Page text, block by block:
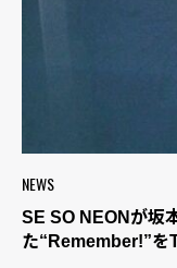
NEWS
SE SO NEONが坂
た“Remember!”を